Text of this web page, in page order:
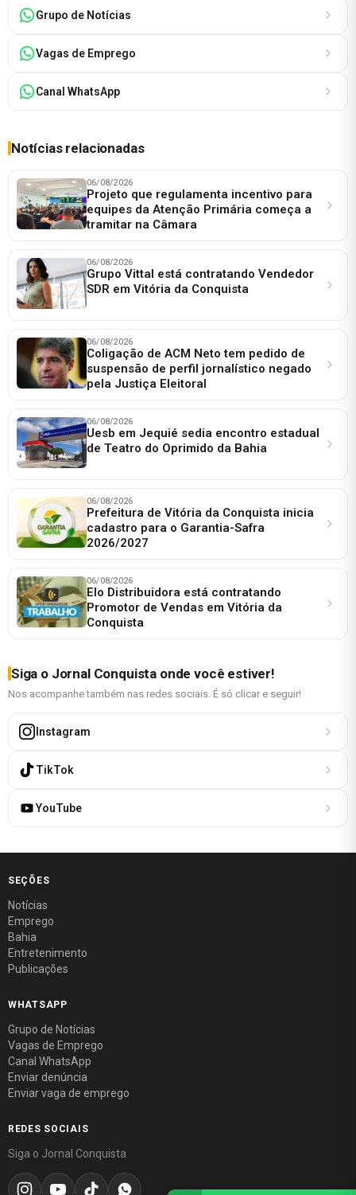
Grupo de Notícias
Vagas de Emprego
Canal WhatsApp
Notícias relacionadas
06/08/2026
Projeto que regulamenta incentivo para
equipes da Atenção Primária começa a
tramitar na Câmara
06/08/2026
Grupo Vittal está contratando Vendedor
SDR em Vitória da Conquista
06/08/2026
Coligação de ACM Neto tem pedido de
suspensão de perfil jornalístico negado
pela Justiça Eleitoral
06/08/2026
Uesb em Jequié sedia encontro estadual
de Teatro do Oprimido da Bahia
06/08/2026
Prefeitura de Vitória da Conquista inicia
cadastro para o Garantia-Safra
2026/2027
06/08/2026
Elo Distribuidora está contratando
Promotor de Vendas em Vitória da
Conquista
Siga o Jornal Conquista onde você estiver!
Nos acompanhe também nas redes sociais. É só clicar e seguir!
Instagram
TikTok
YouTube
SEÇÕES
Notícias
Emprego
Bahia
Entretenimento
Publicações
WHATSAPP
Grupo de Notícias
Vagas de Emprego
Canal WhatsApp
Enviar denúncia
Enviar vaga de emprego
REDES SOCIAIS
Siga o Jornal Conquista